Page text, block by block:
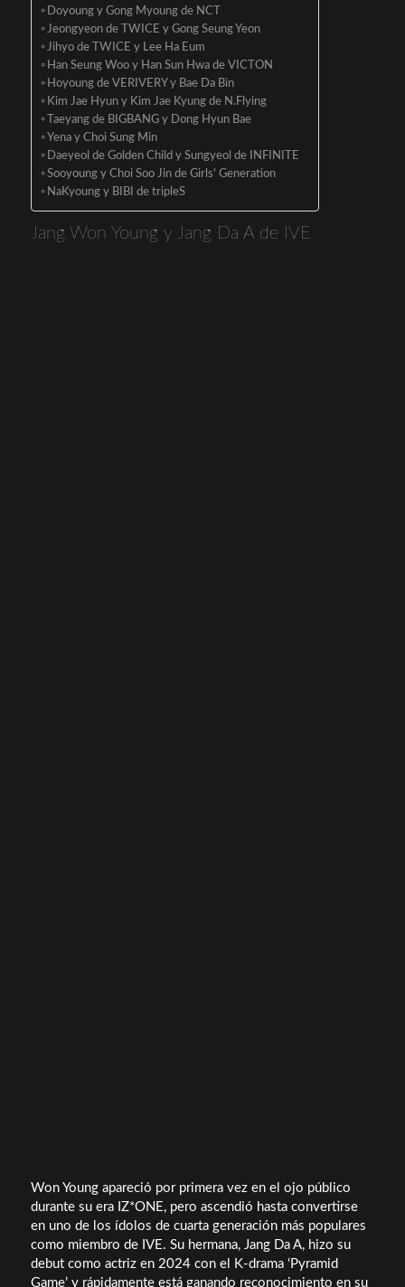
Doyoung y Gong Myoung de NCT
Jeongyeon de TWICE y Gong Seung Yeon
Jihyo de TWICE y Lee Ha Eum
Han Seung Woo y Han Sun Hwa de VICTON
Hoyoung de VERIVERY y Bae Da Bin
Kim Jae Hyun y Kim Jae Kyung de N.Flying
Taeyang de BIGBANG y Dong Hyun Bae
Yena y Choi Sung Min
Daeyeol de Golden Child y Sungyeol de INFINITE
Sooyoung y Choi Soo Jin de Girls’ Generation
NaKyoung y BIBI de tripleS
Jang Won Young y Jang Da A de IVE
Won Young apareció por primera vez en el ojo público
durante su era IZ*ONE, pero ascendió hasta convertirse
en uno de los ídolos de cuarta generación más populares
como miembro de IVE. Su hermana, Jang Da A, hizo su
debut como actriz en 2024 con el K-drama ‘Pyramid
Game’ y rápidamente está ganando reconocimiento en su